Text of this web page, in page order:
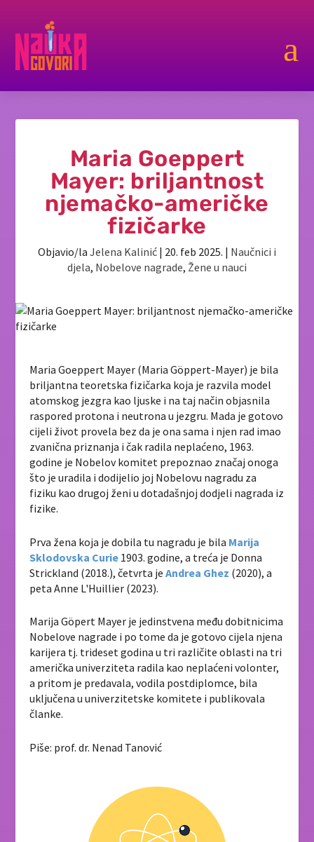
a
Maria Goeppert
Mayer: briljantnost
njemačko-američke
fizičarke
Objavio/la Jelena Kalinić | 20. feb 2025. | Naučnici i
djela, Nobelove nagrade, Žene u nauci
Maria Goeppert Mayer (Maria Göppert-Mayer) je bila
briljantna teoretska fizičarka koja je razvila model
atomskog jezgra kao ljuske i na taj način objasnila
raspored protona i neutrona u jezgru. Mada je gotovo
cijeli život provela bez da je ona sama i njen rad imao
zvanična priznanja i čak radila neplaćeno, 1963.
godine je Nobelov komitet prepoznao značaj onoga
što je uradila i dodijelio joj Nobelovu nagradu za
fiziku kao drugoj ženi u dotadašnjoj dodjeli nagrada iz
fizike.
Prva žena koja je dobila tu nagradu je bila Marija
Sklodovska Curie 1903. godine, a treća je Donna
Strickland (2018.), četvrta jeAndrea Ghez (2020), a
peta Anne L'Huillier (2023).
Marija Göpert Mayer je jedinstvena među dobitnicima
Nobelove nagrade i po tome da je gotovo cijela njena
karijera tj. trideset godina u tri različite oblasti na tri
američka univerziteta radila kao neplaćeni volonter,
a pritom je predavala, vodila postdiplomce, bila
uključena u univerzitetske komitete i publikovala
članke.
Piše: prof. dr. Nenad Tanović